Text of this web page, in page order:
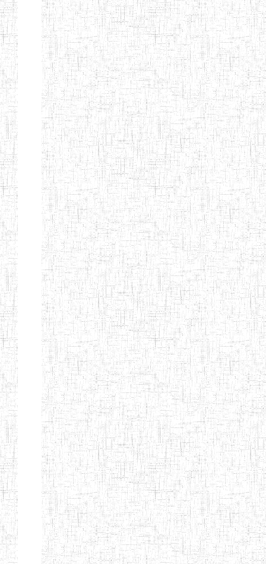
YOKADOUMA
ENIEG
D'ABONG
MBANG
10/07/1983 ENIEG
ENIEG DE
BATOURI
12/06/2001 ENIEG
ENBIEG DE
BERTOUA
01/08/2001 ENIEG
ENIET DE
BERTOUA
01/08/2012 ENIET
ENIET DE
MAROUA
13/08/2013 ENIET
ENBIEG DE
MAROUA
01/01/1965 ENIEG
ENIEG DE
KOUSSERI
01/09/1997 ENIEG
ENIEG DE
YAGOUA
31/08/2005 ENIEG
ENIEG DE
KAELE
01/09/1984 ENIEG
ENIEG DE
MORA
01/07/2000 ENIEG
ENIEG DE
MOKOLO
24/09/1997 ENIEG